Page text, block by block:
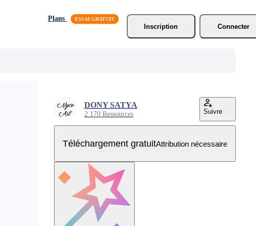
Plans
Inscription
Connecter
DONY SATYA
2 170 Ressources Suivre
Téléchargement gratuitAttribution nécessaire